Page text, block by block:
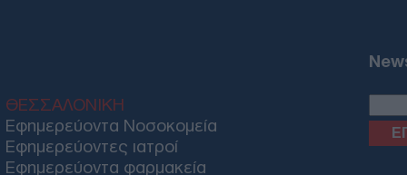
ΘΕΣΣΑΛΟΝΙΚΗ
Εφημερεύοντα Νοσοκομεία
Εφημερεύοντες ιατροί
Εφημερεύοντα φαρμακεία